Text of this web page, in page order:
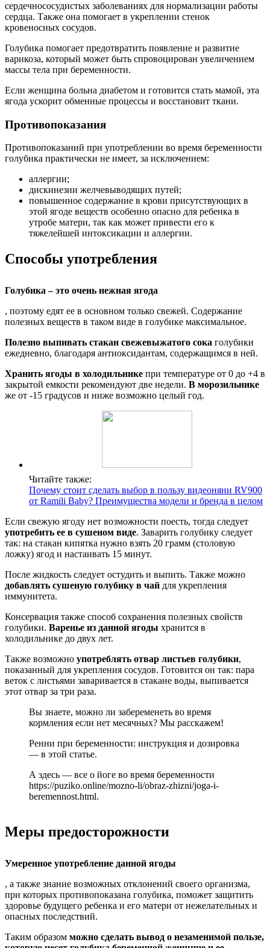
сердечнососудистых заболеваниях для нормализации работы
сердца. Также она помогает в укреплении стенок
кровеносных сосудов.
Голубика помогает предотвратить появление и развитие
варикоза, который может быть спровоцирован увеличением
массы тела при беременности.
Если женщина больна диабетом и готовится стать мамой, эта
ягода ускорит обменные процессы и восстановит ткани.
Противопоказания
Противопоказаний при употреблении во время беременности
голубика практически не имеет, за исключением:
аллергии;
дискинезии желчевыводящих путей;
повышенное содержание в крови присутствующих в
этой ягоде веществ особенно опасно для ребенка в
утробе матери, так как может привести его к
тяжелейшей интоксикации и аллергии.
Способы употребления
Голубика – это очень нежная ягода
, поэтому едят ее в основном только свежей. Содержание
полезных веществ в таком виде в голубике максимальное.
Полезно выпивать стакан свежевыжатого сока голубики
ежедневно, благодаря антиоксидантам, содержащимся в ней.
Хранить ягоды в холодильнике при температуре от 0 до +4 в
закрытой емкости рекомендуют две недели. В морозильнике
же от -15 градусов и ниже возможно целый год.
Читайте также:
Почему стоит сделать выбор в пользу видеоняни RV900
от Ramili Baby? Преимущества модели и бренда в целом
Если свежую ягоду нет возможности поесть, тогда следует
употребить ее в сушеном виде. Заварить голубику следует
так: на стакан кипятка нужно взять 20 грамм (столовую
ложку) ягод и настаивать 15 минут.
После жидкость следует остудить и выпить. Также можно
добавлять сушеную голубику в чай для укрепления
иммунитета.
Консервация также способ сохранения полезных свойств
голубики. Варенье из данной ягоды хранится в
холодильнике до двух лет.
Также возможно употреблять отвар листьев голубики,
показанный для укрепления сосудов. Готовится он так: пара
веток с листьями заваривается в стакане воды, выпивается
этот отвар за три раза.
Вы знаете, можно ли забеременеть во время
кормления если нет месячных? Мы расскажем!
Ренни при беременности: инструкция и дозировка
— в этой статье.
А здесь — все о йоге во время беременности
https://puziko.online/mozno-li/obraz-zhizni/joga-i-
beremennost.html.
Меры предосторожности
Умеренное употребление данной ягоды
, а также знание возможных отклонений своего организма,
при которых противопоказана голубика, поможет защитить
здоровье будущего ребенка и его матери от нежелательных и
опасных последствий.
Таким образом можно сделать вывод о незаменимой пользе,